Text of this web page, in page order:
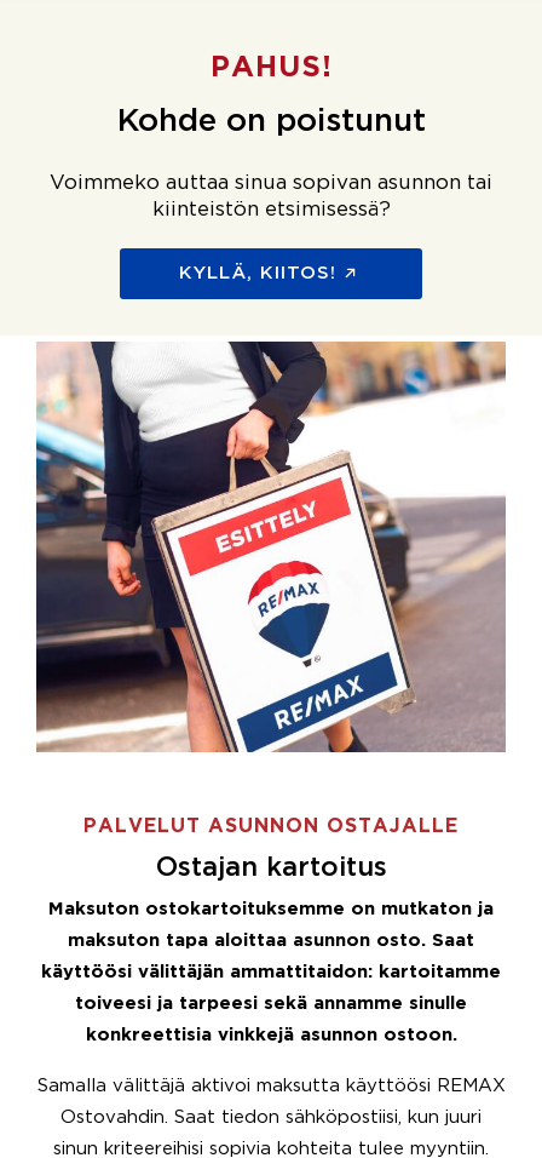
PAHUS!
Kohde on poistunut
Voimmeko auttaa sinua sopivan asunnon tai
kiinteistön etsimisessä?
KYLLÄ, KIITOS!
PALVELUT ASUNNON OSTAJALLE
Ostajan kartoitus
Maksuton ostokartoituksemme on mutkaton ja
maksuton tapa aloittaa asunnon osto. Saat
käyttöösi välittäjän ammattitaidon: kartoitamme
toiveesi ja tarpeesi sekä annamme sinulle
konkreettisia vinkkejä asunnon ostoon.
Samalla välittäjä aktivoi maksutta käyttöösi REMAX
Ostovahdin. Saat tiedon sähköpostiisi, kun juuri
sinun kriteereihisi sopivia kohteita tulee myyntiin.